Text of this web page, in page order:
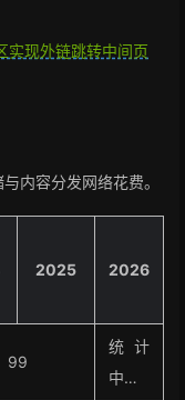
实现外链跳转中间页
内容分发网络花费。
2025 2026
99
统计
中…